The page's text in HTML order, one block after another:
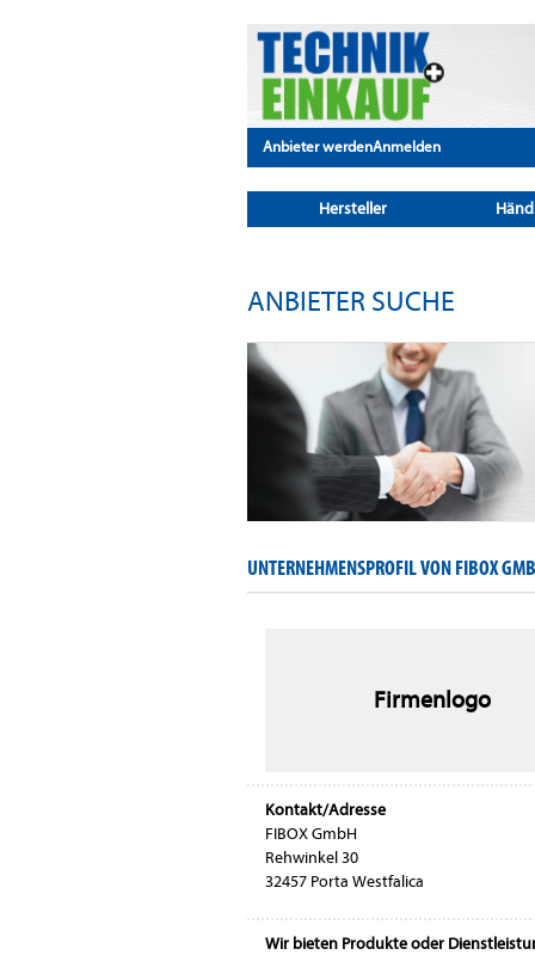
Anbieter werdenAnmelden
Hersteller
ANBIETER SUCHE
UNTERNEHMENSPROFIL VON FIBOX
Firmenlogo
Kontakt/Adresse
FIBOX GmbH
Rehwinkel 30
32457 Porta Westfalica
Wir bieten Produkte oder